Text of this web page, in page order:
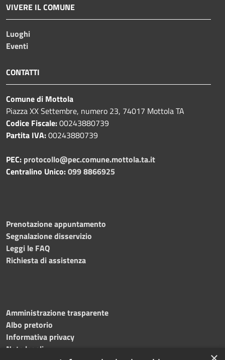
VIVERE IL COMUNE
Luoghi
Eventi
CONTATTI
Comune di Mottola
Piazza XX Settembre, numero 23, 74017 Mottola TA
Codice Fiscale:00243880739
Partita IVA:00243880739
PEC: protocollo@pec.comune.mottola.ta.it
Centralino Unico:099 8866925
Prenotazione appuntamento
Segnalazione disservizio
Leggi le FAQ
Richiesta di assistenza
Amministrazione trasparente
Albo pretorio
Informativa privacy
Note legali